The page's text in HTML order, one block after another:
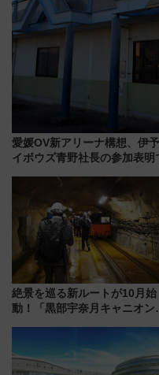
愛媛OV新アリーナ構想、伊
イボウズ青野社長の参加表
絶景を巡る新ルートが10月始
動！「黒部宇奈月キャニオン